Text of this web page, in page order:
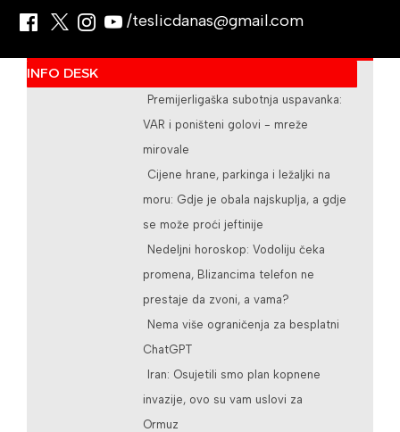
/teslicdanas@gmail.com
INFO DESK
Premijerligaška subotnja uspavanka:
VAR i poništeni golovi - mreže
mirovale
Cijene hrane, parkinga i ležaljki na
moru: Gdje je obala najskuplja, a gdje
se može proći jeftinije
Nedeljni horoskop: Vodoliju čeka
promena, Blizancima telefon ne
prestaje da zvoni, a vama?
Nema više ograničenja za besplatni
ChatGPT
Iran: Osujetili smo plan kopnene
invazije, ovo su vam uslovi za
Ormuz